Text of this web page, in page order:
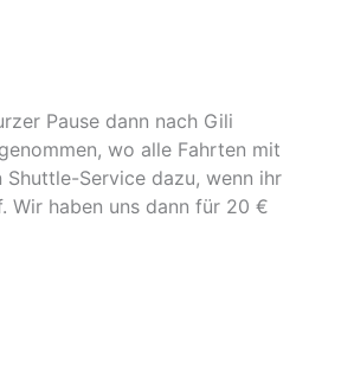
Pause dann nach Gili
wo alle Fahrten mit
Service dazu, wenn ihr
haben uns dann für 20 €